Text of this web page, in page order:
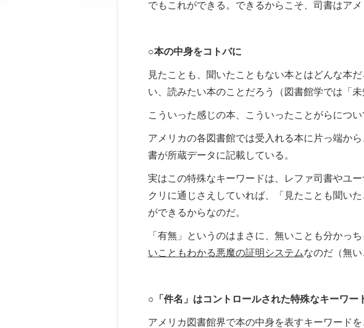
でもこれができる。できるからこそ、司書はア
○本の中身をコトバに
見たことも、聞いたこともない本とはどんな本
い、読みたい本のことだろう（図書館学では「
こういった感じの本、こういったことがらについ
アメリカの各図書館では受入れる本に片っ端か
書が所蔵データに記載している。
実はこの特殊なキーワードは、レファ司書やユ
クリに通じさえしていれば、「見たことも聞い
ができるからなのだ。
「有無」というのはまさに、無いことも分かっ
いこともわかる悪魔の証明システムなのだ（無
○「件名」はコントロールされた特殊なキーワー
アメリカ図書館界で本の中身を表すキーワード